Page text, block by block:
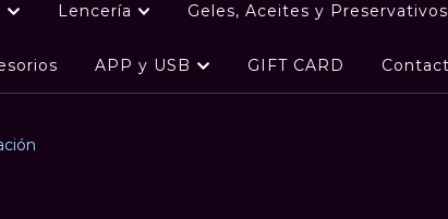
Lencería Geles, Aceites y Preservativos
APP y USB GIFT CARD